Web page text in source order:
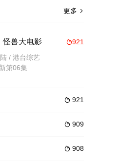
更多 
921
怪兽大电影
/ 港台综艺
第06集
 921
 909
 908